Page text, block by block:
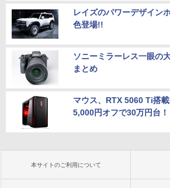
レイズのパワーデザイン
色登場!!
ソニーミラーレス一眼の
まとめ
マウス、RTX 5060 Ti搭
5,000円オフで30万円台！
本サイトのご利用について